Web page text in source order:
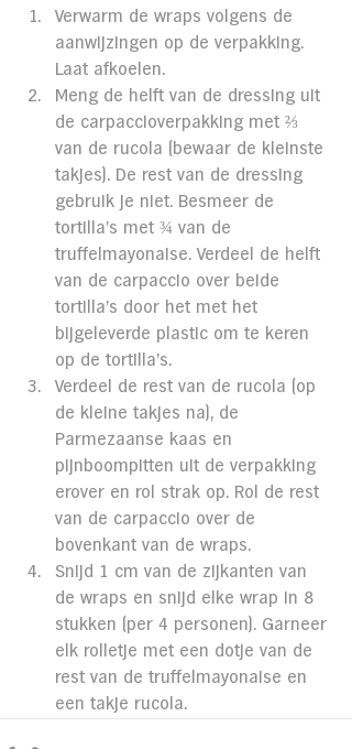
Verwarm de wraps volgens de
aanwijzingen op de verpakking.
Laat afkoelen.
Meng de helft van de dressing uit
de carpaccioverpakking met ⅔
van de rucola (bewaar de kleinste
takjes). De rest van de dressing
gebruik je niet. Besmeer de
tortilla's met ¾ van de
truffelmayonaise. Verdeel de helft
van de carpaccio over beide
tortilla's door het met het
bijgeleverde plastic om te keren
op de tortilla’s.
Verdeel de rest van de rucola (op
de kleine takjes na), de
Parmezaanse kaas en
pijnboompitten uit de verpakking
erover en rol strak op. Rol de rest
van de carpaccio over de
bovenkant van de wraps.
Snijd 1 cm van de zijkanten van
de wraps en snijd elke wrap in 8
stukken (per 4 personen). Garneer
elk rolletje met een dotje van de
rest van de truffelmayonaise en
een takje rucola.